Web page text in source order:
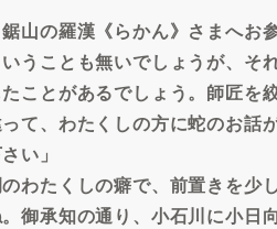
山の羅漢《らかん》さまへ
うことも無いでしょうが、そ
ことがあるでしょう。師匠を
て、わたくしの方に蛇のお話
い」
わたくしの癖で、前置きを
御承知の通り、小石川に小日